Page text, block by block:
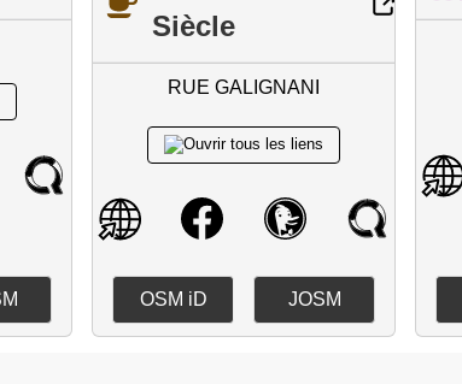
Siècle
RUE GALIGNANI
OSM iD JOSM